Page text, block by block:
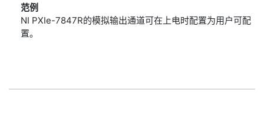
范例
NI PXIe-7847R的模拟输出通道可在上电时配置为用户可配
置。